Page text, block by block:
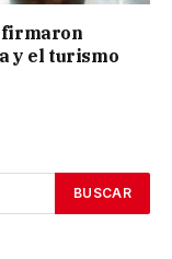
firmaron
y el turismo